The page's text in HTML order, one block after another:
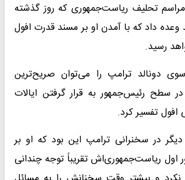
تحلیف ریاست‌جمهوری که روز گذشته
وعده داد که با آمدن او بر مسند قدرت افول
رسید.
سوی دونالد ترامپ را می‌توان صریح‌ترین
سطح رئیس‌جمهور به قرار گرفتن ایالات
تفسیر کرد.
در سخنرانی ترامپ این بود که او بر
اول ریاست‌جمهوری‌اش تقریباً توجه چندانی